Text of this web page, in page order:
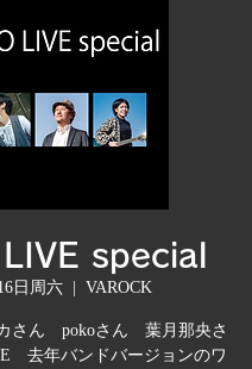
special
日周六
  |
VAROCK
さん pokoさん 葉月那央さ
去年バンドバージョンのワ